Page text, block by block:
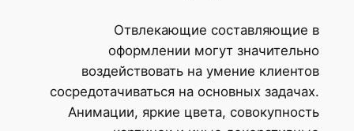
Отвлекающие составляющие в
оформлении могут значительно
воздействовать на умение клиентов
сосредотачиваться на основных задачах.
Анимации, яркие цвета, совокупность